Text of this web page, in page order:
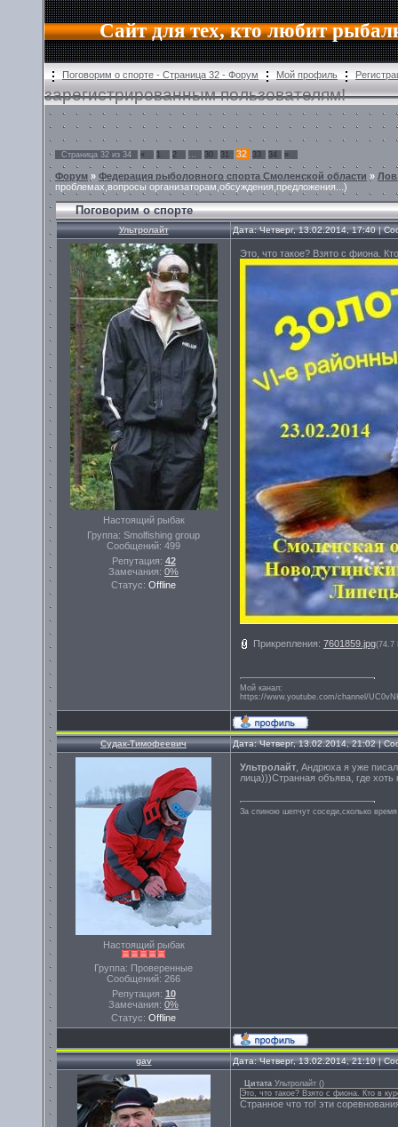
Сайт для тех, кто любит
Поговорим о спорте - Страница 32 - Форум Мой профиль
зарегистрированным пользователям!
Страница 32 из 34 « 1 2 … 30 31 32 33 34 »
Форум » Федерация рыболовного спорта Смоленской области »
проблемах,вопросы организаторам,обсуждения,предложения...)
Поговорим о спорте
Ультролайт Дата: Четверг, 13.02.2014, 17:40 |
Настоящий рыбак
Группа: Smolfishing group
Сообщений: 499
Репутация: 42
Замечания: 0%
Статус: Offline
Это, что такое? Взято с фиона.
Прикрепления: 7601859.jpg(74.7
Мой канал:
https://www.youtube.com/channel/
Судак-Тимофеевич Дата: Четверг, 13.02.2014, 21:02 |
Настоящий рыбак
Группа: Проверенные
Сообщений: 266
Репутация: 10
Замечания: 0%
Статус: Offline
Ультролайт , Андрюха я уже
лица)))Странная объява, где хоть
За спиною шепчут соседи,сколько
gav Дата: Четверг, 13.02.2014, 21:10 |
Цитата Ультролайт ()
Это, что такое? Взято с фиона. Кто в
Странное что то! эти